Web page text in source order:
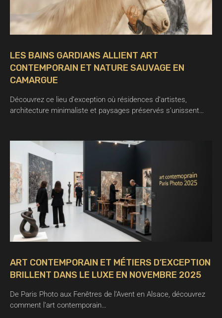
LES BAINS GARDIANS ALLIENT ART
CONTEMPORAIN ET NATURE SAUVAGE EN
CAMARGUE
Découvrez ce lieu d’exception où résidences d’artistes,
architecture minimaliste et paysages préservés s’unissent…
ART CONTEMPORAIN ET MÉTIERS D’EXCEPTION
BRILLENT DANS LE LUXE EN NOVEMBRE 2025
De Paris Photo aux Fenêtres de l’Avent en Alsace, découvrez
comment l’art contemporain…